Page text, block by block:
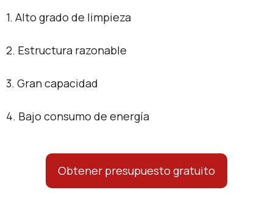
1. Alto grado de limpieza
2. Estructura razonable
3. Gran capacidad
4. Bajo consumo de energía
Obtener presupuesto gratuito